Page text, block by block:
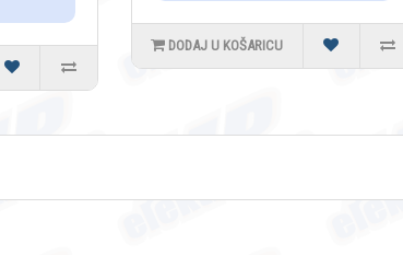
DODAJ U KOŠARICU